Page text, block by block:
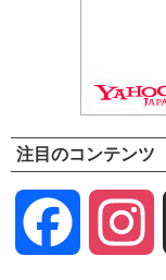
注目のコンテンツ
Facebook